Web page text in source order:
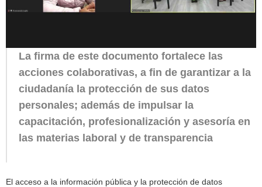
La firma de este documento fortalece las
acciones colaborativas, a fin de garantizar a la
ciudadanía la protección de sus datos
personales; además de impulsar la
capacitación, profesionalización y asesoría en
las materias laboral y de transparencia
El acceso a la información pública y la protección de datos